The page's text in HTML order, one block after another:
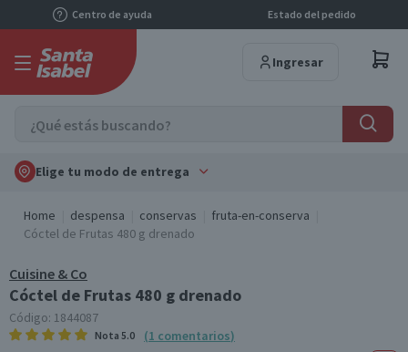
Centro de ayuda Estado del pedido
Ingresar
Elige tu modo de entrega
Home despensa conservas
fruta-en-conserva
Cóctel de Frutas 480 g drenado
Cuisine & Co
Cóctel de Frutas 480 g drenado
Código: 1844087
Nota 5.0 (1 comentarios)